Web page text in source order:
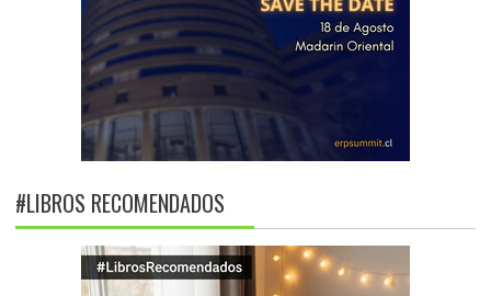
#LIBROS RECOMENDADOS